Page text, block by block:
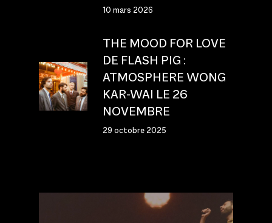
10 mars 2026
THE MOOD FOR LOVE
DE FLASH PIG :
ATMOSPHERE WONG
KAR-WAI LE 26
NOVEMBRE
29 octobre 2025